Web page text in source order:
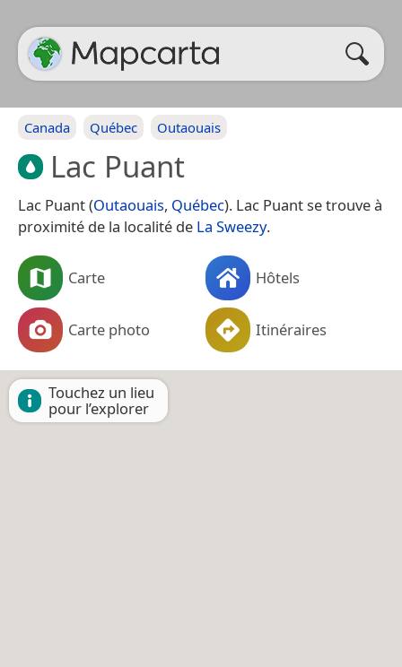
Canada Québec Outaouais
Lac Puant
Lac Puant (Outaouais, Québec). Lac Puant se trouve à
proximité de la localité de La Sweezy.
Carte Hôtels
Carte photo Itinéraires
Touchez un lieu
pour l’explorer